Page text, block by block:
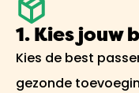
1. Kies jouw
Kies de best
gezonde